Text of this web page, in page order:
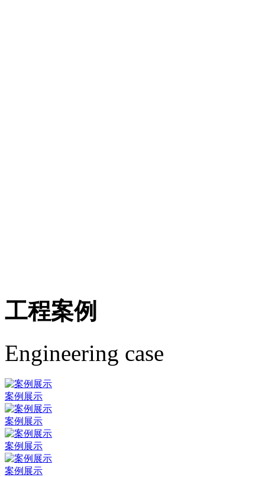
工程案例
Engineering case
案例展示
案例展示
案例展示
案例展示